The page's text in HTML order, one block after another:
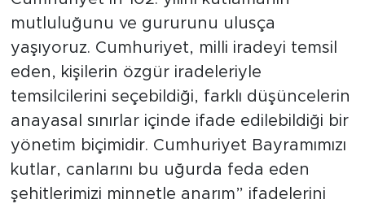
mutluluğunu ve gururunu ulusça
yaşıyoruz. Cumhuriyet, milli iradeyi temsil
eden, kişilerin özgür iradeleriyle
temsilcilerini seçebildiği, farklı düşüncelerin
anayasal sınırlar içinde ifade edilebildiği bir
yönetim biçimidir. Cumhuriyet Bayramımızı
kutlar, canlarını bu uğurda feda eden
şehitlerimizi minnetle anarım” ifadelerini